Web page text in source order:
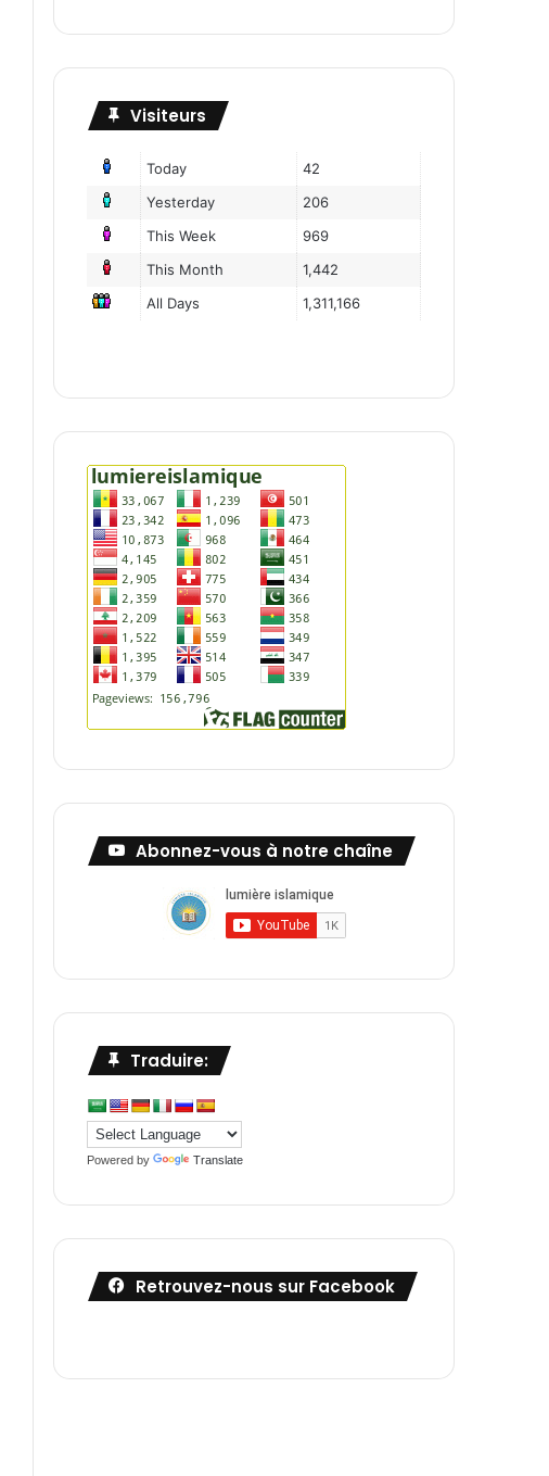
Visiteurs
Today
42
Yesterday
206
This Week
969
This Month
1,442
All Days
1,311,166
Abonnez-vous à notre chaîne
Traduire:
Powered by Translate
Retrouvez-nous sur Facebook